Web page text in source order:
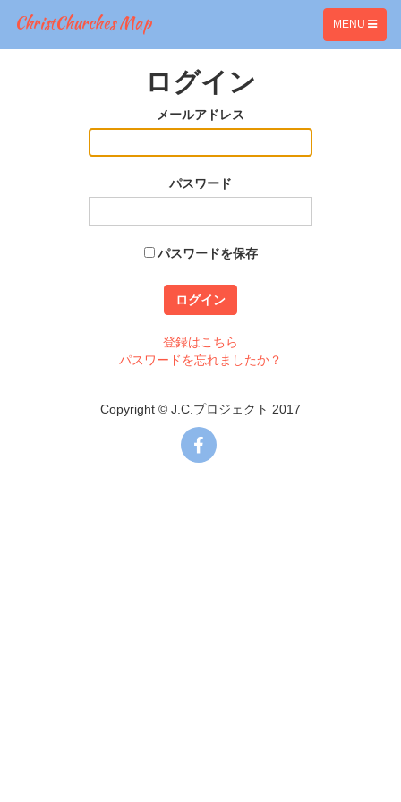
TOGGLE
NAVIGATION
MENU
ChristChurches Map
ログイン
メールアドレス
パスワード
パスワードを保存
登録はこちら
パスワードを忘れましたか？
Copyright © J.C.プロジェクト 2017